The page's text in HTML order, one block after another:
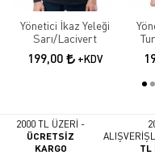
Yönetici İkaz Yeleği
Sarı/Lacivert
199,00 +KDV
2000 TL ÜZERİ -
ÜCRETSİZ
KARGO
TL